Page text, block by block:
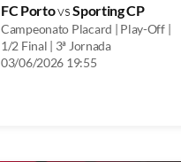
FC PortovsSporting CP
Campeonato Placard | Play-Off |
1/2 Final | 3ª Jornada
03/06/2026 19:55